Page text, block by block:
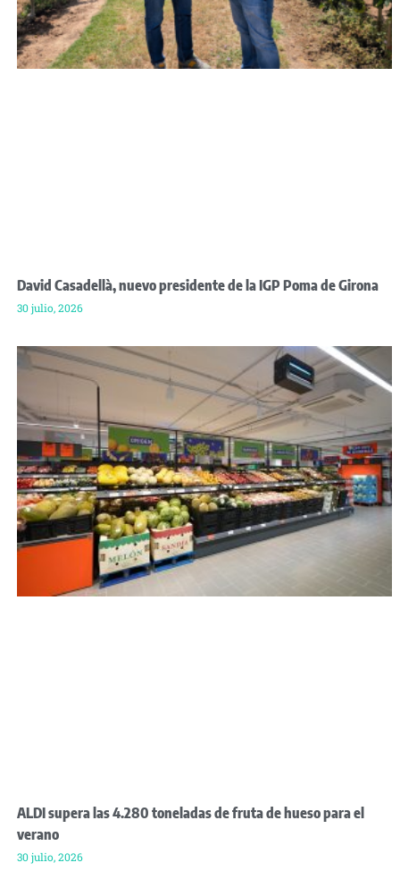
David Casadellà, nuevo presidente de la IGP Poma de Girona
30 julio, 2026
ALDI supera las 4.280 toneladas de fruta de hueso para el
verano
30 julio, 2026